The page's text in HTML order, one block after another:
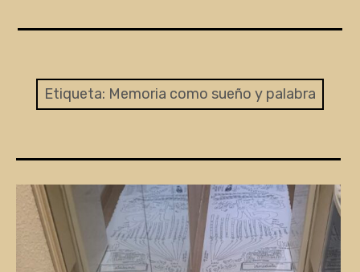
Entrada de incidencias o sugerencias
Etiqueta: Memoria como sueño y palabra